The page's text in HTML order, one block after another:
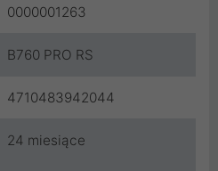
0000001263
B760 PRO RS
4710483942044
24 miesiące